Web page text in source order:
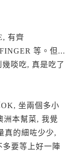
有齊
等。但...
啖吃, 真是吃了
坐兩個多小
洲本幫菜, 我覺
真的細咗少少,
要等上好一陣